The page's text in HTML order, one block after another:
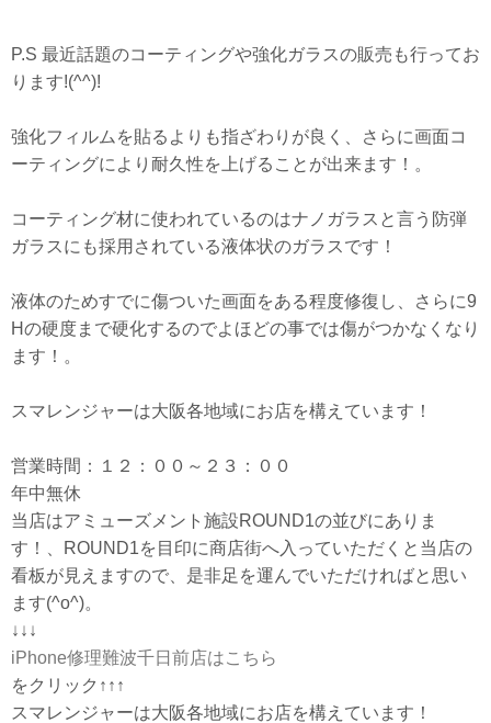
P.S 最近話題のコーティングや強化ガラスの販売も行ってお
ります!(^^)!
強化フィルムを貼るよりも指ざわりが良く、さらに画面コ
ーティングにより耐久性を上げることが出来ます！。
コーティング材に使われているのはナノガラスと言う防弾
ガラスにも採用されている液体状のガラスです！
液体のためすでに傷ついた画面をある程度修復し、さらに9
Hの硬度まで硬化するのでよほどの事では傷がつかなくなり
ます！。
スマレンジャーは大阪各地域にお店を構えています！
営業時間：１２：００～２３：００
年中無休
当店はアミューズメント施設ROUND1の並びにありま
す！、ROUND1を目印に商店街へ入っていただくと当店の
看板が見えますので、是非足を運んでいただければと思い
ます(^o^)。
↓↓↓
iPhone修理難波千日前店はこちら
をクリック↑↑↑
スマレンジャーは大阪各地域にお店を構えています！